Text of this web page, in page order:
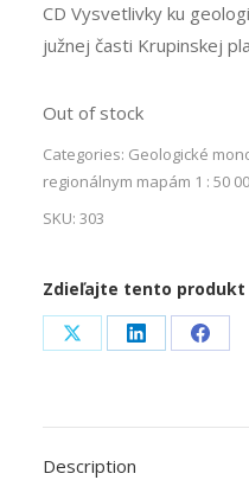
CD Vysvetlivky ku
južnej časti Krupinskej
Out of stock
Categories: Geologické
regionálnym mapám 1 : 50
SKU: 303
Zdieľajte tento produkt
Share
X
Share
LinkedIn
Share
Description